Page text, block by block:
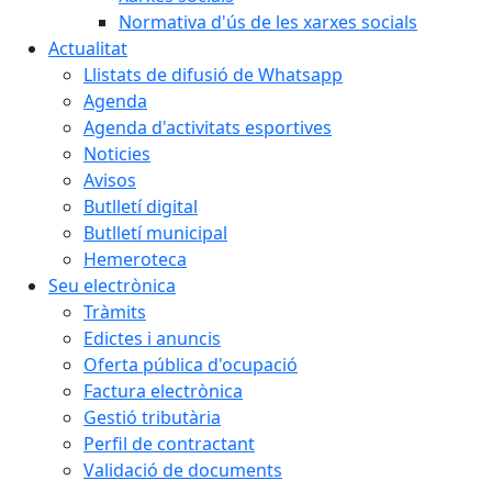
Normativa d'ús de les xarxes socials
Actualitat
Llistats de difusió de Whatsapp
Agenda
Agenda d'activitats esportives
Noticies
Avisos
Butlletí digital
Butlletí municipal
Hemeroteca
Seu electrònica
Tràmits
Edictes i anuncis
Oferta pública d'ocupació
Factura electrònica
Gestió tributària
Perfil de contractant
Validació de documents